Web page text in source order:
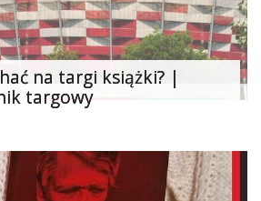
na targi książki? |
targowy